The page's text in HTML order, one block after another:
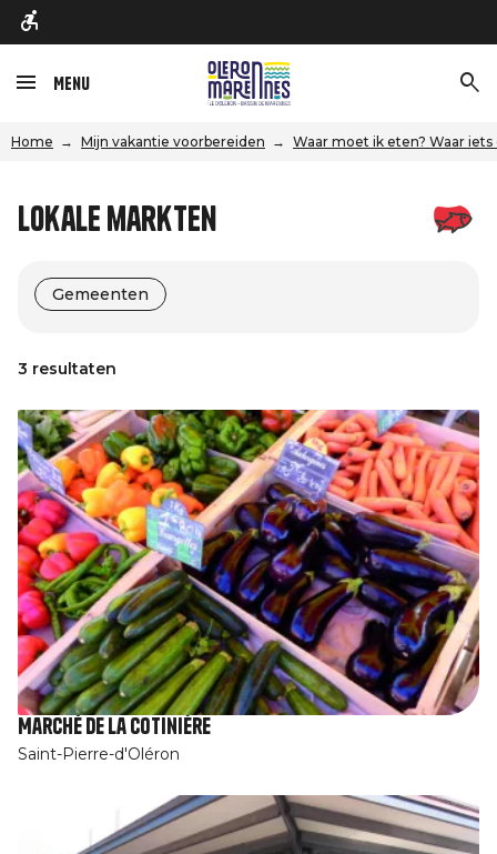
Menu
Home Mijn vakantie voorbereiden Waar moet ik eten? Waar iets
Lokale markten
Gemeenten
3 resultaten
Marché de La Cotinière
Saint-Pierre-d'Oléron